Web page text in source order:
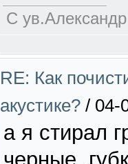
С ув.Александр
RE: Как
акустике? / 04-
а я стирал